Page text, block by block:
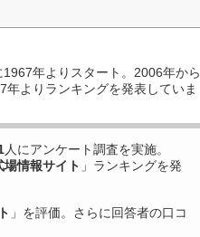
年よりスタート。2006年から
よりランキングを発表していま
人にアンケート調査を実施。
場情報サイト 」ランキングを発
」を評価。さらに回答者の口コ